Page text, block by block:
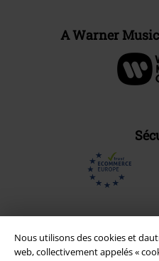
Nous utilisons des cookies et
web, collectivement appelés «
A Warner